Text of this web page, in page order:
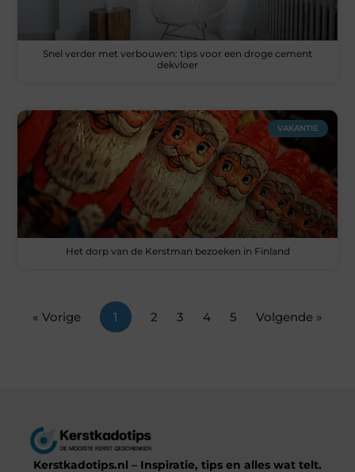
Snel verder met verbouwen: tips voor een droge cement
dekvloer
VAKANTIE
Het dorp van de Kerstman bezoeken in Finland
« Vorige 1 2 3 4 5 Volgende »
Kerstkadotips.nl – Inspiratie, tips en alles wat telt.